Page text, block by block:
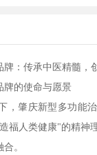
牌：传承中医精髓，
牌的使命与愿景
，肇庆新型多功能
福人类健康"的精神
。